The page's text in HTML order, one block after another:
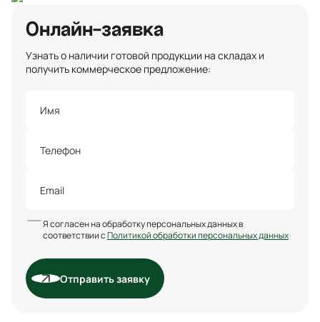
Онлайн-заявка
Узнать о наличии готовой продукции на складах и
получить коммерческое предложение:
Я согласен на обработку персональных данных в
соответствии сПолитикой обработки персональных данных
Отправить заявку